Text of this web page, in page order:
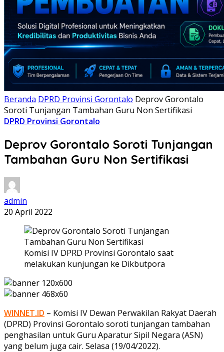
Beranda DPRD Provinsi Gorontalo Deprov Gorontalo
Soroti Tunjangan Tambahan Guru Non Sertifikasi
DPRD Provinsi Gorontalo
Deprov Gorontalo Soroti Tunjangan
Tambahan Guru Non Sertifikasi
admin
20 April 2022
Komisi IV DPRD Provinsi Gorontalo saat
melakukan kunjungan ke Dikbutpora
WINNET.ID – Komisi IV Dewan Perwakilan Rakyat Daerah
(DPRD) Provinsi Gorontalo soroti tunjangan tambahan
penghasilan untuk Guru Aparatur Sipil Negara (ASN)
yang belum juga cair. Selasa (19/04/2022).